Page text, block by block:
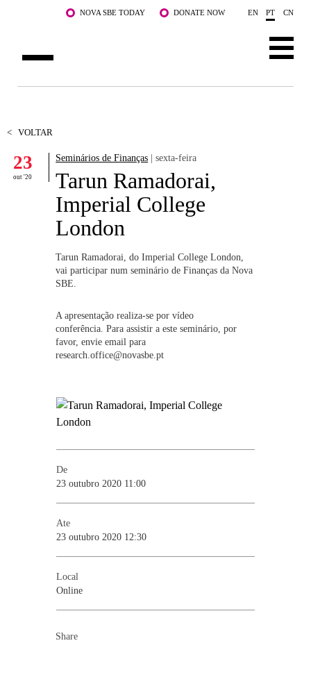
Saltar para o conteúdo principalNOVA SBE TODAY DONATE NOW EN PT CN
DOCENTES E INVESTIGAÇÃO
COMUNIDADE
LIFE AT NOVA SBE
WHAT'S HAPPENING
< VOLTAR
23
out '20
Seminários de Finanças | sexta-feira
Tarun Ramadorai,
Imperial College
London
Tarun Ramadorai, do Imperial College London,
vai participar num seminário de Finanças da Nova
SBE.
A apresentação realiza-se por vídeo
conferência. Para assistir a este seminário, por
favor, envie email para
research.office@novasbe.pt
De
23 outubro 2020 11:00
Ate
23 outubro 2020 12:30
Local
Online
Share